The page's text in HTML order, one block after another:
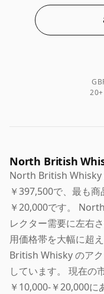
20+
North British
North British Whisky
￥397,500で、最も
￥20,000です。
レクター需要に左右
用価格帯を大幅に超
British Whisky のア
しています。 現在の
￥10,000-￥20,000